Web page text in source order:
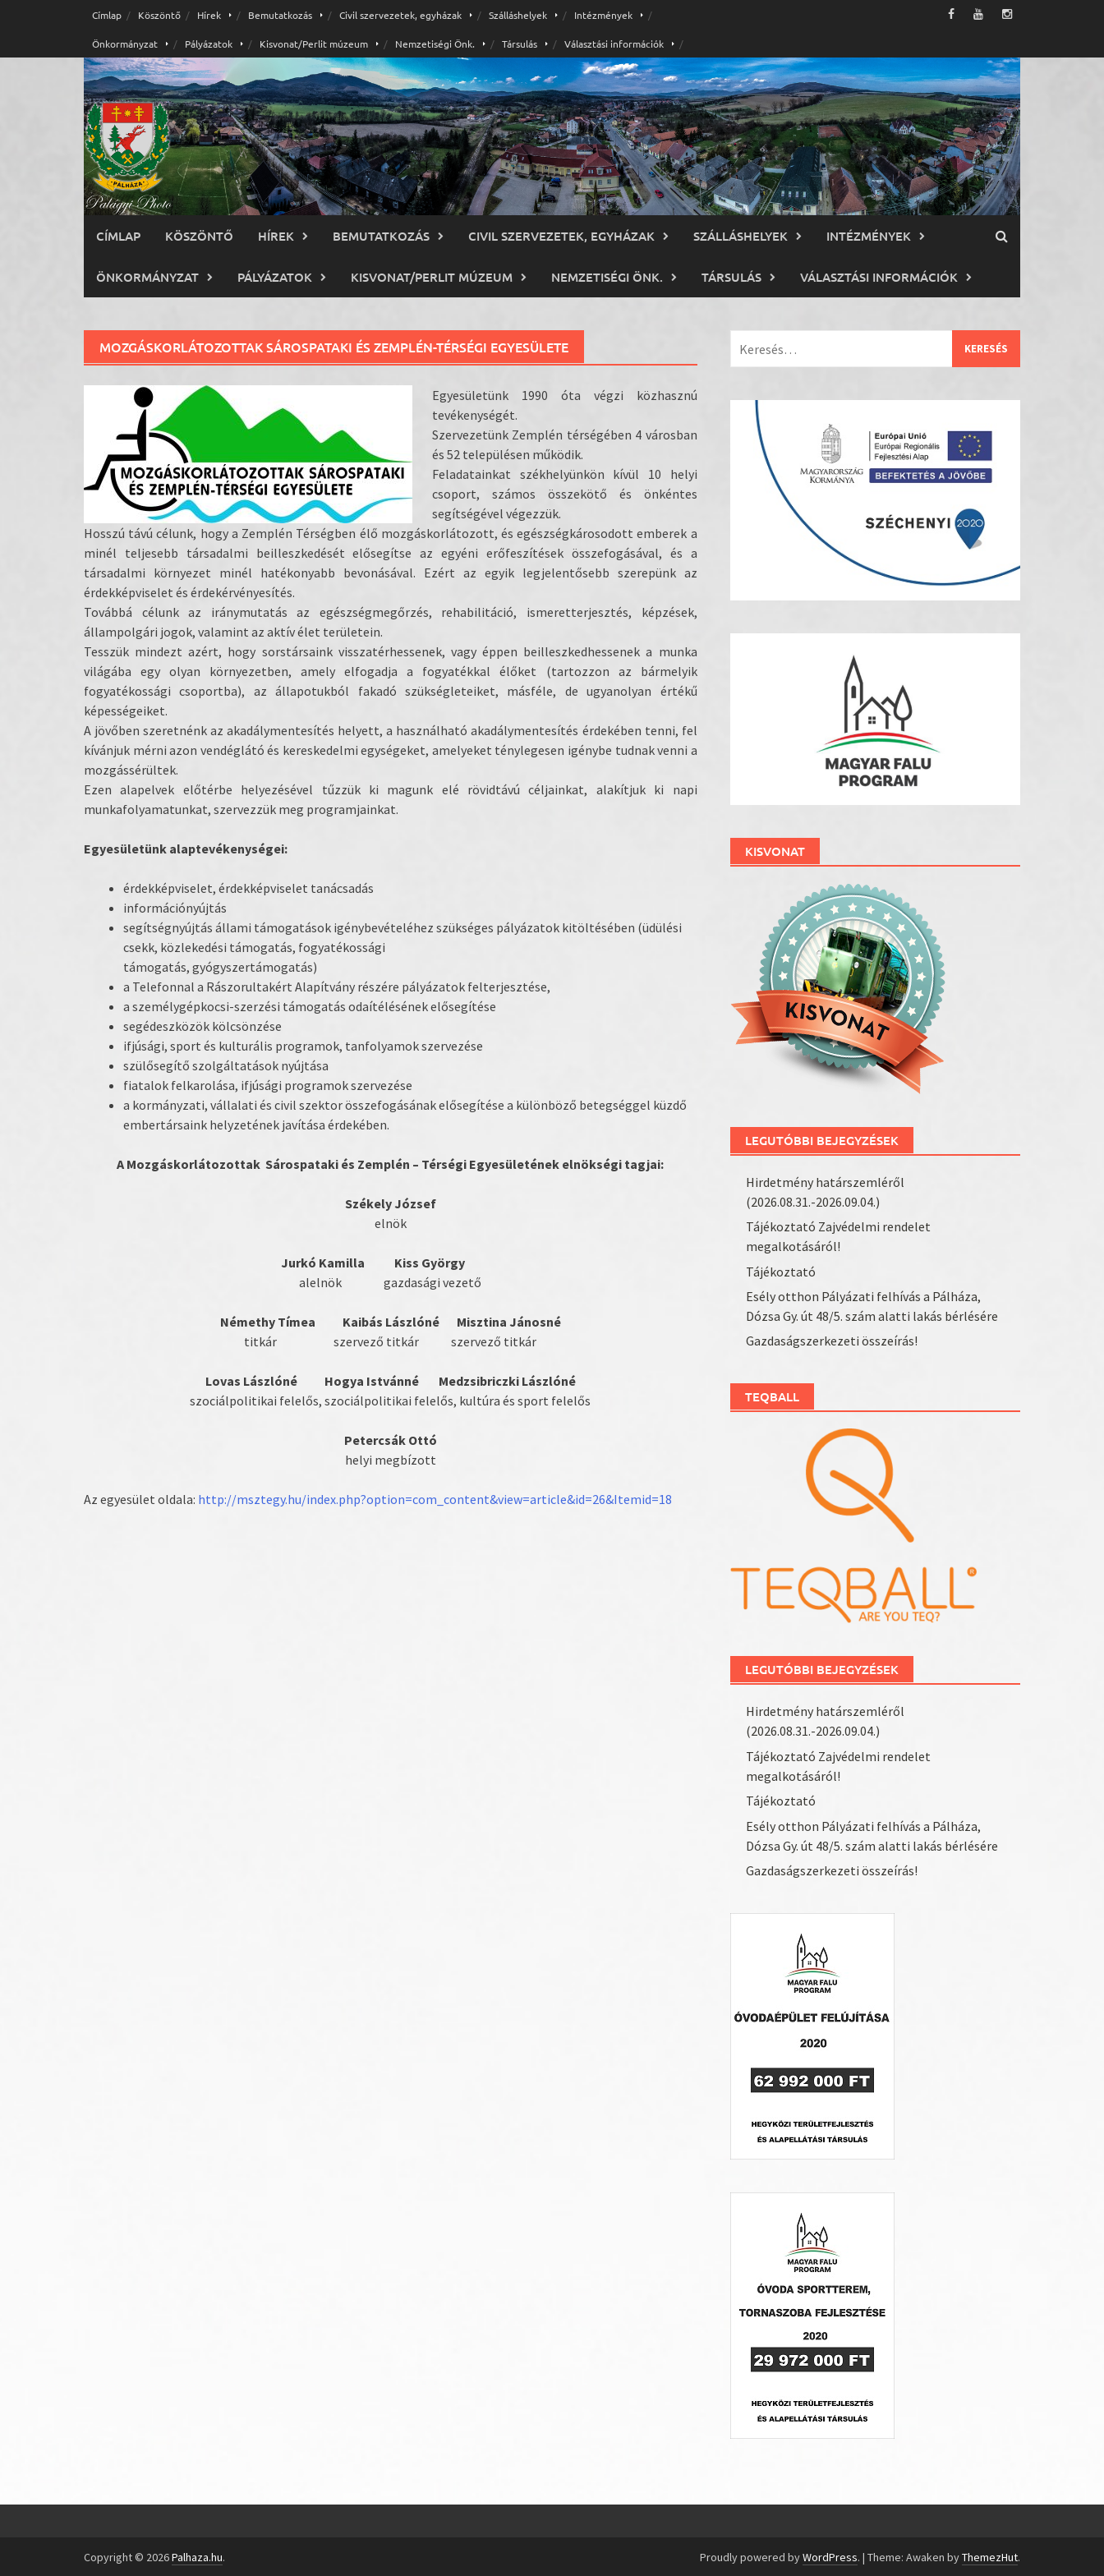
Címlap Köszöntő Hírek Bemutatkozás Civil szervezetek, egyházak Szálláshelyek Intézmények
Önkormányzat Pályázatok Kisvonat/Perlit múzeum Nemzetiségi Önk. Társulás Választási információk
CÍMLAP KÖSZÖNTŐ HÍREK BEMUTATKOZÁS CIVIL SZERVEZETEK, EGYHÁZAK SZÁLLÁSHELYEK INTÉZMÉNYEK
ÖNKORMÁNYZAT PÁLYÁZATOK KISVONAT/PERLIT MÚZEUM NEMZETISÉGI ÖNK. TÁRSULÁS VÁLASZTÁSI INFORMÁCIÓK
MOZGÁSKORLÁTOZOTTAK SÁROSPATAKI ÉS ZEMPLÉN-TÉRSÉGI EGYESÜLETE
Egyesületünk 1990 óta végzi közhasznú
tevékenységét.
Szervezetünk Zemplén térségében 4 városban
és 52 településen működik.
Feladatainkat székhelyünkön kívül 10 helyi
csoport, számos összekötő és önkéntes
segítségével végezzük.
Hosszú távú célunk, hogy a Zemplén Térségben élő mozgáskorlátozott, és egészségkárosodott emberek a
minél teljesebb társadalmi beilleszkedését elősegítse az egyéni erőfeszítések összefogásával, és a
társadalmi környezet minél hatékonyabb bevonásával. Ezért az egyik legjelentősebb szerepünk az
érdekképviselet és érdekérvényesítés.
Továbbá célunk az iránymutatás az egészségmegőrzés, rehabilitáció, ismeretterjesztés, képzések,
állampolgári jogok, valamint az aktív élet területein.
Tesszük mindezt azért, hogy sorstársaink visszatérhessenek, vagy éppen beilleszkedhessenek a munka
világába egy olyan környezetben, amely elfogadja a fogyatékkal élőket (tartozzon az bármelyik
fogyatékossági csoportba), az állapotukból fakadó szükségleteiket, másféle, de ugyanolyan értékű
képességeiket.
A jövőben szeretnénk az akadálymentesítés helyett, a használható akadálymentesítés érdekében tenni, fel
kívánjuk mérni azon vendéglátó és kereskedelmi egységeket, amelyeket ténylegesen igénybe tudnak venni a
mozgássérültek.
Ezen alapelvek előtérbe helyezésével tűzzük ki magunk elé rövidtávú céljainkat, alakítjuk ki napi
munkafolyamatunkat, szervezzük meg programjainkat.
Egyesületünk alaptevékenységei:
érdekképviselet, érdekképviselet tanácsadás
információnyújtás
segítségnyújtás állami támogatások igénybevételéhez szükséges pályázatok kitöltésében (üdülési
csekk, közlekedési támogatás, fogyatékossági
támogatás, gyógyszertámogatás)
a Telefonnal a Rászorultakért Alapítvány részére pályázatok felterjesztése,
a személygépkocsi-szerzési támogatás odaítélésének elősegítése
segédeszközök kölcsönzése
ifjúsági, sport és kulturális programok, tanfolyamok szervezése
szülősegítő szolgáltatások nyújtása
fiatalok felkarolása, ifjúsági programok szervezése
a kormányzati, vállalati és civil szektor összefogásának elősegítése a különböző betegséggel küzdő
embertársaink helyzetének javítása érdekében.
A Mozgáskorlátozottak Sárospataki és Zemplén – Térségi Egyesületének elnökségi tagjai:
Székely József
elnök
Jurkó Kamilla Kiss György
alelnök gazdasági vezető
Némethy Tímea Kaibás Lászlóné Misztina Jánosné
titkár szervező titkár szervező titkár
Lovas Lászlóné Hogya Istvánné Medzsibriczki Lászlóné
szociálpolitikai felelős, szociálpolitikai felelős, kultúra és sport felelős
Petercsák Ottó
helyi megbízott
Az egyesület oldala: http://msztegy.hu/index.php?option=com_content&view=article&id=26&Itemid=18
Keresés:
KISVONAT
LEGUTÓBBI BEJEGYZÉSEK
Hirdetmény határszemléről
(2026.08.31.-2026.09.04.)
Tájékoztató Zajvédelmi rendelet
megalkotásáról!
Tájékoztató
Esély otthon Pályázati felhívás a Pálháza,
Dózsa Gy. út 48/5. szám alatti lakás bérlésére
Gazdaságszerkezeti összeírás!
TEQBALL
LEGUTÓBBI BEJEGYZÉSEK
Hirdetmény határszemléről
(2026.08.31.-2026.09.04.)
Tájékoztató Zajvédelmi rendelet
megalkotásáról!
Tájékoztató
Esély otthon Pályázati felhívás a Pálháza,
Dózsa Gy. út 48/5. szám alatti lakás bérlésére
Gazdaságszerkezeti összeírás!
Copyright © 2026Palhaza.hu. Proudly powered byWordPress. | Theme: Awaken byThemezHut.